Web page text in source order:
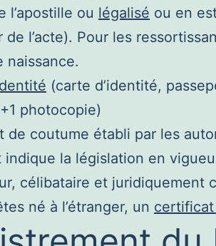
l’apostille ou légalisé ou en
de l’acte). Pour les
naissance.
(carte d’identité,
photocopie)
de coutume établi par les
la législation en
célibataire et juridiquement
né à l’étranger, un